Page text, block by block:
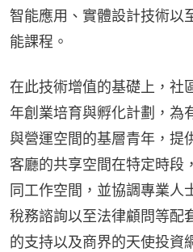
智能應用、實體設計技術以
能課程。
在此技術增值的基礎上，社
年創業培育與孵化計劃，為
與營運空間的基層青年，提
客廳的共享空間在特定時段
同工作空間，並協調專業人
稅務諮詢以至法律顧問等配
的支持以及商界的天使投資